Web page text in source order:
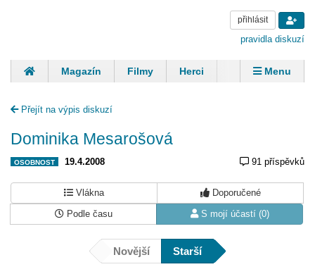
přihlásit
pravidla diskuzí
Magazín Filmy Herci
Zpěváci
Panovníci
Finančníci
Menu
Přejít na výpis diskuzí
Dominika Mesarošová
OSOBNOST 19.4.2008 91 příspěvků
Vlákna
Doporučené
Podle času
S mojí účastí (0)
Novější Starší